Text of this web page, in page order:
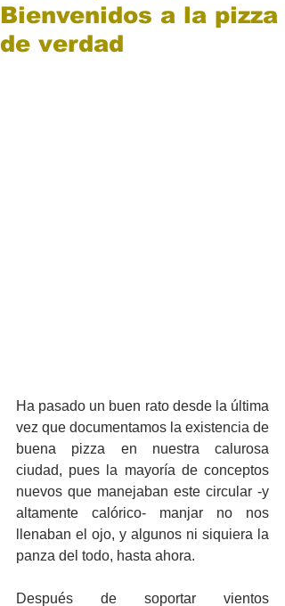
Bienvenidos a la pizza
de verdad
Ha pasado un buen rato desde la última
vez que documentamos la existencia de
buena pizza en nuestra calurosa
ciudad, pues la mayoría de conceptos
nuevos que manejaban este circular -y
altamente calórico- manjar no nos
llenaban el ojo, y algunos ni siquiera la
panza del todo, hasta ahora.
Después de soportar vientos